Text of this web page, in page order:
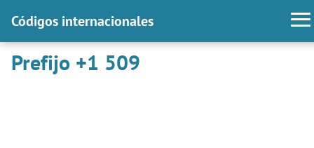
Códigos internacionales
Prefijo +1 509